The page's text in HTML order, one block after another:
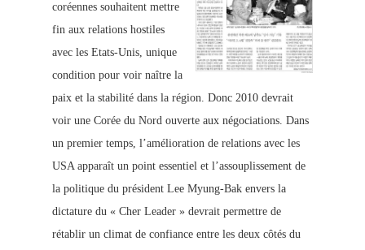
coréennes souhaitent mettre
fin aux relations hostiles
avec les Etats-Unis, unique
condition pour voir naître la
paix et la stabilité dans la région. Donc 2010 devrait
voir une Corée du Nord ouverte aux négociations. Dans
un premier temps, l’amélioration de relations avec les
USA apparaît un point essentiel et l’assouplissement de
la politique du président Lee Myung-Bak envers la
dictature du « Cher Leader » devrait permettre de
rétablir un climat de confiance entre les deux côtés du